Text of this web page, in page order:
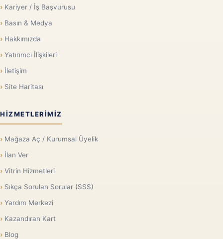
Kariyer / İş Başvurusu
Basın & Medya
Hakkımızda
Yatırımcı İlişkileri
İletişim
Site Haritası
HIZMETLERIMIZ
Mağaza Aç / Kurumsal Üyelik
İlan Ver
Vitrin Hizmetleri
Sıkça Sorulan Sorular (SSS)
Yardım Merkezi
Kazandıran Kart
Blog